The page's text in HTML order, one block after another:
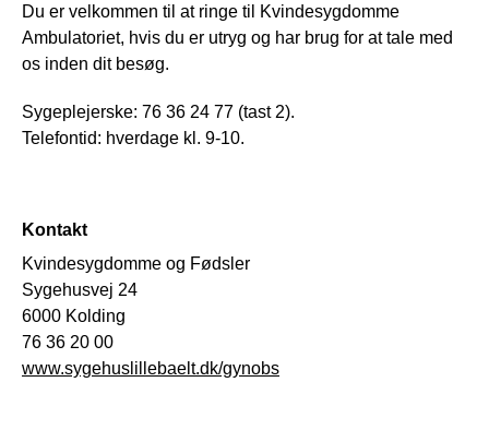
Du er velkommen til at ringe til Kvindesygdomme
Ambulatoriet, hvis du er utryg og har brug for at tale med
os inden dit besøg.
Sygeplejerske: 76 36 24 77 (tast 2).
Telefontid: hverdage kl. 9-10.
Kontakt
Kvindesygdomme og Fødsler
Sygehusvej 24
6000 Kolding
76 36 20 00
www.sygehuslillebaelt.dk/gynobs